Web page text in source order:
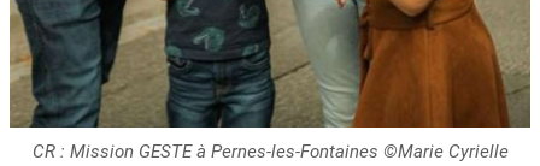
CR : Mission GESTE à Pernes-les-Fontaines ©Marie Cyrielle